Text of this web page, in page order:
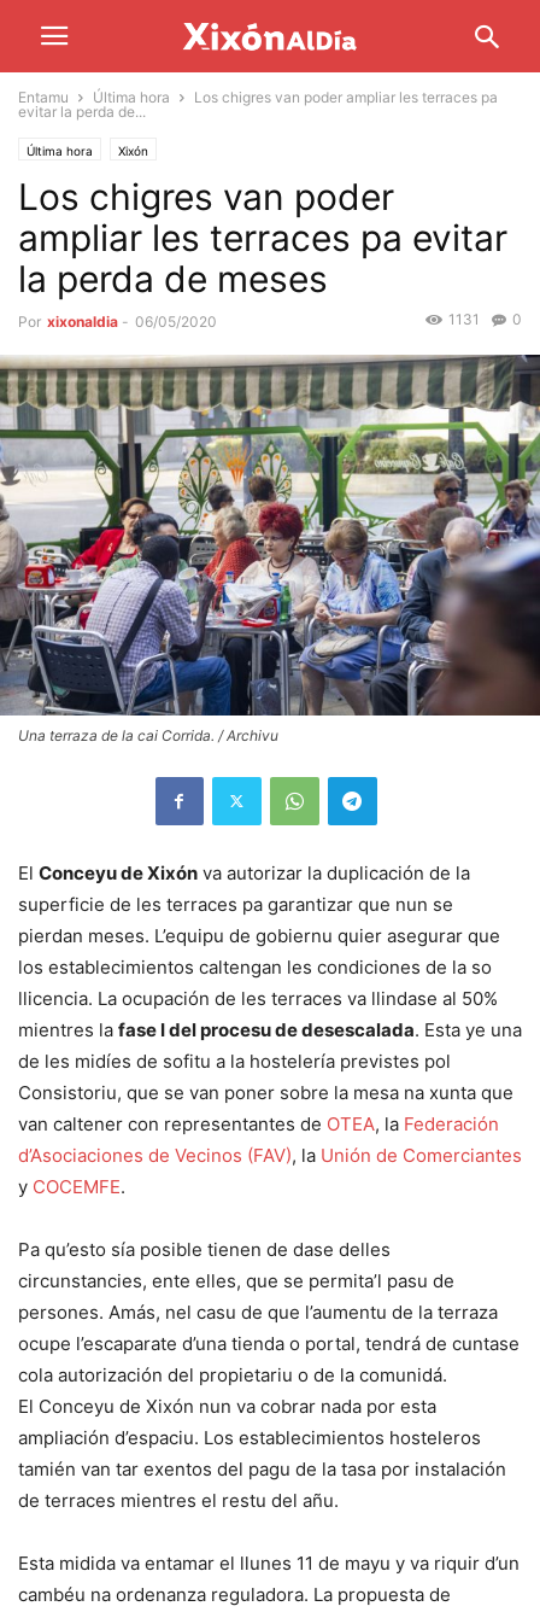
Entamu Última hora
Los chigres van poder ampliar les terraces pa
evitar la perda de...
Última hora Xixón
Los chigres van poder
ampliar les terraces pa evitar
la perda de meses
Por xixonaldia - 06/05/2020 0
1131
Una terraza de la cai Corrida. / Archivu
El Conceyu de Xixón va autorizar la duplicación de la
superficie de les terraces pa garantizar que nun se
pierdan meses. L’equipu de gobiernu quier asegurar que
los establecimientos caltengan les condiciones de la so
llicencia. La ocupación de les terraces va llindase al 50%
mientres la fase I del procesu de desescalada. Esta ye una
de les midíes de sofitu a la hostelería previstes pol
Consistoriu, que se van poner sobre la mesa na xunta que
van caltener con representantes de OTEA, la Federación
d’Asociaciones de Vecinos (FAV), la Unión de Comerciantes
y COCEMFE.
Pa qu’esto sía posible tienen de dase delles
circunstancies, ente elles, que se permita’l pasu de
persones. Amás, nel casu de que l’aumentu de la terraza
ocupe l’escaparate d’una tienda o portal, tendrá de cuntase
cola autorización del propietariu o de la comunidá.
El Conceyu de Xixón nun va cobrar nada por esta
ampliación d’espaciu. Los establecimientos hosteleros
tamién van tar exentos del pagu de la tasa por instalación
de terraces mientres el restu del añu.
Esta midida va entamar el llunes 11 de mayu y va riquir d’un
cambéu na ordenanza reguladora. La propuesta de